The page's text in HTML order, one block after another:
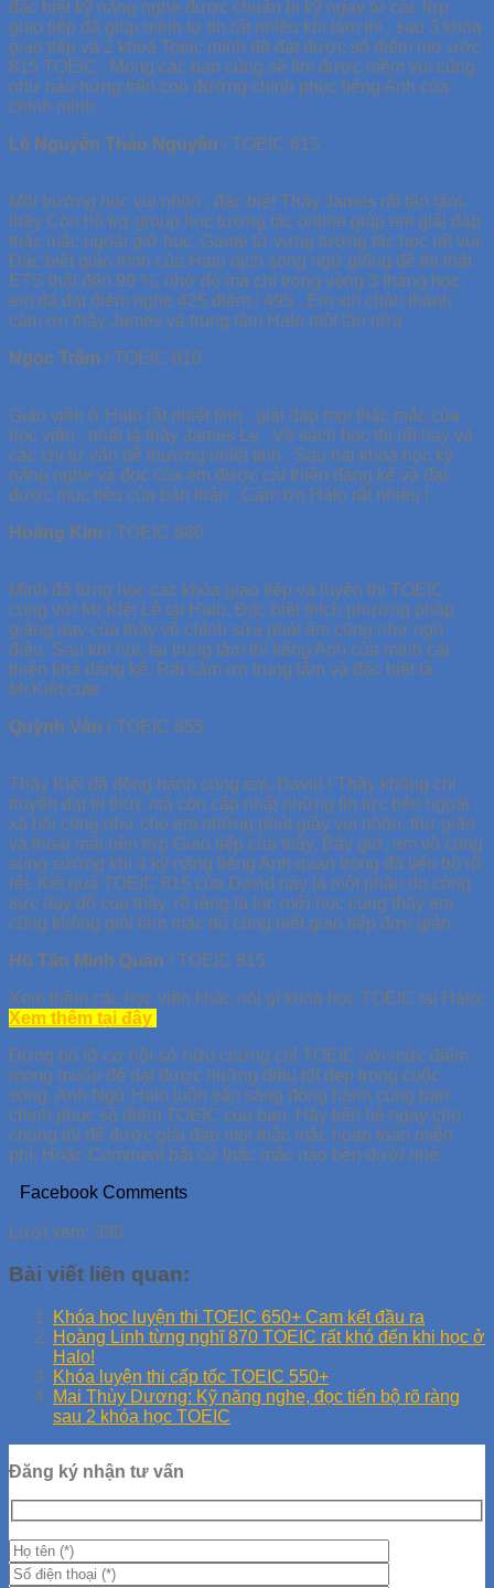
đặc biệt kỹ năng nghe được chuẩn bị kỹ ngay từ các lớp
giao tiếp đã giúp mình tự tin rất nhiều khi làm thi , sau 3 khóa
giao tiếp và 2 khoá Toeic mình đã đạt được số điểm mơ ước
815 TOEIC . Mong các bạn cũng sẽ tìm được niềm vui cũng
như hào hứng trên con đường chinh phục tiếng Anh của
chính mình
Lê Nguyễn Thảo Nguyên / TOEIC 815
Môi trường học vui nhộn , đặc biệt Thầy James rất tận tâm,
thầy Còn hỗ trợ group học tương tác online giúp em giải đáp
thắc mắc ngoài giờ học. Game từ vựng tương tác học rất vui.
Đặc biệt giáo trình của Halo dịch song ngữ giống đề thi thật
ETS thật đến 99 %, nhờ đó mà chỉ trong vòng 3 tháng học,
em đã đạt điểm nghe 425 điểm / 495 . Em xin chân thành
cảm ơn thầy James và trung tâm Halo một lần nữa .
Ngọc Trâm / TOEIC 810
Giáo viên ở Halo rất nhiệt tình , giải đáp mọi thắc mắc của
học viên , nhất là thầy James Le . Về sách học thì rất hay và
các chị tư vấn dễ thương nhiệt tình . Sau hai khoá học kỹ
năng nghe và đọc của em được cải thiện đáng kể và đạt
được mục tiêu của bản thân . Cảm ơn Halo rất nhiều !
Hoàng Kim / TOEIC 860
Mình đã từng học các khóa giao tiếp và luyện thi TOEIC
cùng với Mr Kiệt Lê tại Halo. Đặc biệt thích phương pháp
giảng dạy của thầy về chỉnh sửa phát âm cũng như ngữ
điệu. Sau khi học tại trung tâm thì tiếng Anh của mình cải
thiện khá đáng kể. Rất cảm ơn trung tâm và đặc biệt là
Mr.Kiệt cute
Quỳnh Vân / TOEIC 855
Thầy Kiệt đã đồng hành cùng em, David ! Thầy không chỉ
truyền đạt tri thức mà còn cập nhật những tin tức bên ngoài
xã hội cũng như cho em những phút giây vui nhộn, thư giãn
và thoải mái bên lớp Giao tiếp của thầy. Bây giờ, em vô cùng
sung sướng khi 4 kỹ năng tiếng Anh quan trọng đã tiến bộ rõ
rệt. Kết quả TOEIC 815 của David này là một phần do công
sức dạy dỗ của thầy, rõ ràng là lúc mới học cùng thầy em
cũng không giỏi lăm mặc dù cũng biết giao tiếp đơn giản
Hồ Tấn Minh Quân / TOEIC 815
Xem thêm các học viên khác nói gì khóa học TOEIC tại Halo:
Xem thêm tại đây
Đừng bỏ lỡ cơ hội sở hữu chứng chỉ TOEIC với mức điểm
mong muốn để đạt được những điều tốt đẹp trong cuộc
sống. Anh Ngữ Halo luôn sẵn sàng đồng hành cùng bạn
chinh phục số điểm TOEIC của bạn. Hãy liên hệ ngay cho
chúng tôi để được giải đáp mọi thắc mắc hoàn toàn miễn
phí. Hoặc Comment bất cứ thắc mắc nào bên dưới nhé.
Facebook Comments
Lượt xem: 330
Bài viết liên quan:
Khóa học luyện thi TOEIC 650+ Cam kết đầu ra
Hoàng Linh từng nghĩ 870 TOEIC rất khó đến khi học ở
Halo!
Khóa luyện thi cấp tốc TOEIC 550+
Mai Thùy Dương: Kỹ năng nghe, đọc tiến bộ rõ ràng
sau 2 khóa học TOEIC
Đăng ký nhận tư vấn